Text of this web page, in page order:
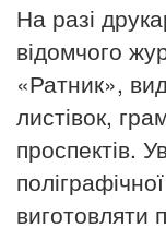
На разі
відомчого
«Ратник»,
листівок,
проспектів.
виготовляти